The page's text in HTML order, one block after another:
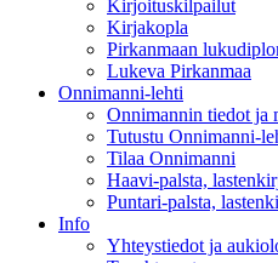
Kirjoituskilpailut
Kirjakopla
Pirkanmaan
Lukeva Pirkanmaa
Onnimanni-lehti
Onnimannin tiedot ja
Tutustu Onnimanni-
Tilaa Onnimanni
Haavi-palsta,
Puntari-palsta,
Info
Yhteystiedot ja